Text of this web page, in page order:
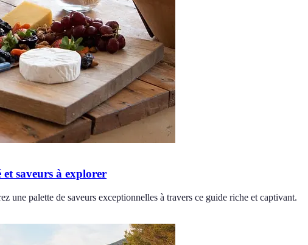
saveurs à explorer
une palette de saveurs exceptionnelles à travers ce guide riche et captivant.